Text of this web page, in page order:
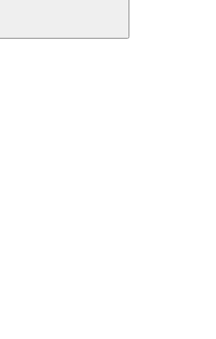
Buscar